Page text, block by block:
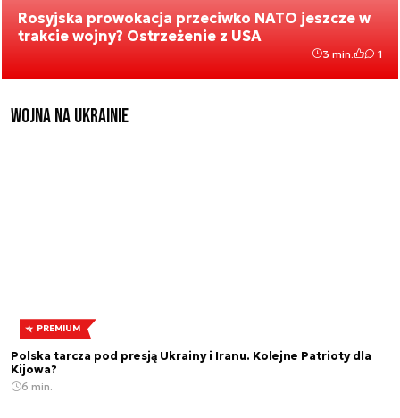
Rosyjska prowokacja przeciwko NATO jeszcze w
trakcie wojny? Ostrzeżenie z USA
3 min. 1
Wojna na Ukrainie
PREMIUM
Polska tarcza pod presją Ukrainy i Iranu. Kolejne Patrioty dla
Kijowa?
6 min.